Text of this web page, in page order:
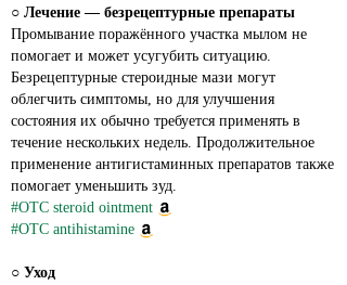
○ Лечение — безрецептурные препараты
Промывание поражённого участка мылом не
помогает и может усугубить ситуацию.
Безрецептурные стероидные мази могут
облегчить симптомы, но для улучшения
состояния их обычно требуется применять в
течение нескольких недель. Продолжительное
применение антигистаминных препаратов также
помогает уменьшить зуд.
#OTC steroid ointment
#OTC antihistamine
○ Уход